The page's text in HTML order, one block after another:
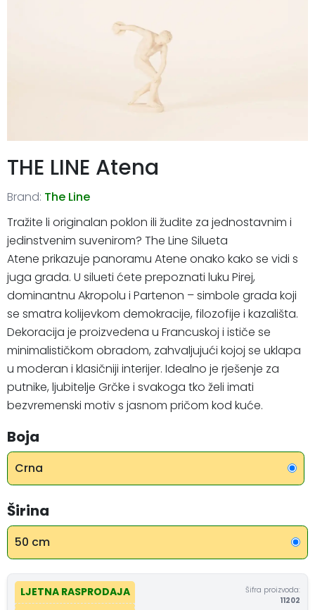
THE LINE Atena
Brand: The Line
Tražite li originalan poklon ili žudite za jednostavnim i
jedinstvenim suvenirom? The Line Silueta
Atene prikazuje panoramu Atene onako kako se vidi s
juga grada. U silueti ćete prepoznati luku Pirej,
dominantnu Akropolu i Partenon – simbole grada koji
se smatra kolijevkom demokracije, filozofije i kazališta.
Dekoracija je proizvedena u Francuskoj i ističe se
minimalističkom obradom, zahvaljujući kojoj se uklapa
u moderan i klasičniji interijer. Idealno je rješenje za
putnike, ljubitelje Grčke i svakoga tko želi imati
bezvremenski motiv s jasnom pričom kod kuće.
Boja
Crna
Širina
50 cm
LJETNA RASPRODAJA
Šifra proizvoda:
11202